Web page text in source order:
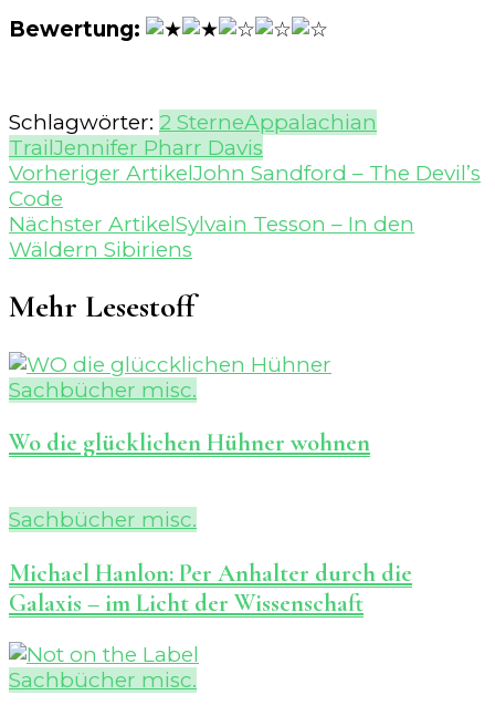
Bewertung:
Schlagwörter: 2 SterneAppalachian
TrailJennifer Pharr Davis
Beitragsnavigation
Vorheriger ArtikelJohn Sandford – The Devil’s
Code
Nächster ArtikelSylvain Tesson – In den
Wäldern Sibiriens
Mehr Lesestoff
Sachbücher misc.
Wo die glücklichen Hühner wohnen
Sachbücher misc.
Michael Hanlon: Per Anhalter durch die
Galaxis – im Licht der Wissenschaft
Sachbücher misc.